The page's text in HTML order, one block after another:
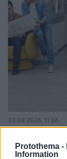
Protothema -
Information
στην Ελλάδα
03.08.2026, 11:06